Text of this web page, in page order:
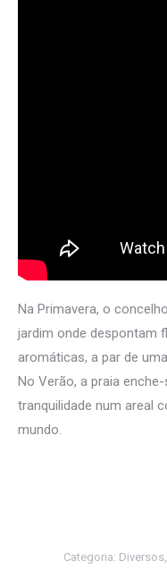
Na Primavera, o
jardim onde despontam
aromáticas, a par de
No Verão, a praia
tranquilidade num areal
mundo.
Categoria: Diversos,